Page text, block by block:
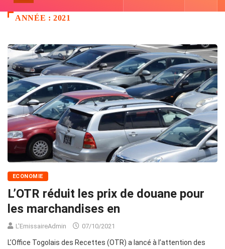
ANNÉE :2021
ECONOMIE
L’OTR réduit les prix de douane pour
les marchandises en
L'EmissaireAdmin 07/10/2021
L’Office Togolais des Recettes (OTR) a lancé à l’attention des